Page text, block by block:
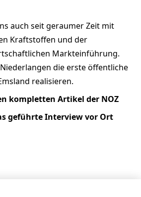
auch seit geraumer Zeit mit
Kraftstoffen und der
die erste öffentliche
realisieren.
kompletten Artikel der NOZ
geführte Interview vor Ort